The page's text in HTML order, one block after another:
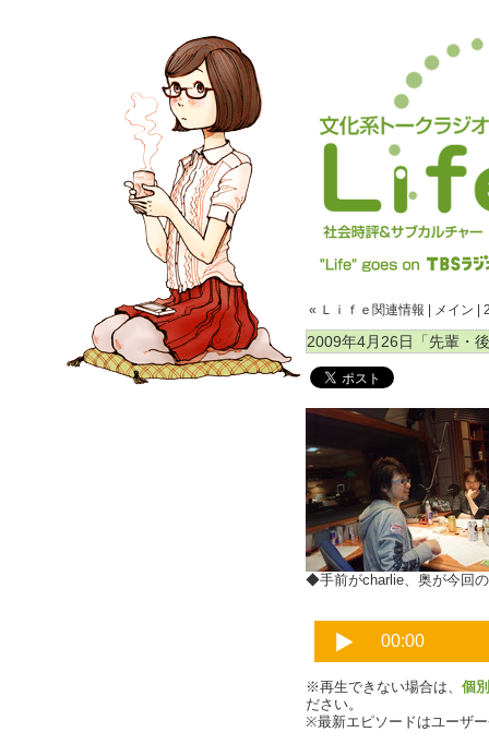
« Ｌｉｆｅ関連情報 メイン
2009年4月26日「先輩・
◆手前がcharlie、奥が今回
※再生できない場合は、 個
ださい。
※最新エピソードはユーザ